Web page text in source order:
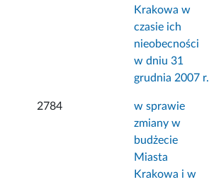
Krakowa w
czasie ich
nieobecności
w dniu 31
grudnia 2007 r.
2784
w sprawie
zmiany w
budżecie
Miasta
Krakowa i w